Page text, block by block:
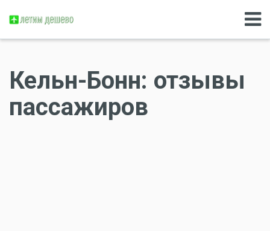
Кельн-Бонн: отзывы
пассажиров